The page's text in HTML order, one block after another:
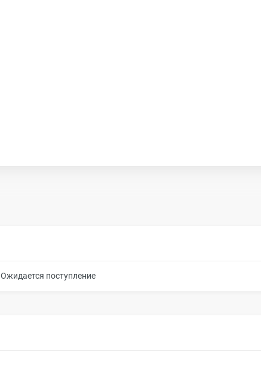
Ожидается поступление